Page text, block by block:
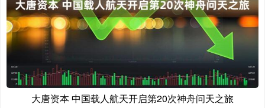
大唐资本 中国载人航天开启第20次神舟问天之旅